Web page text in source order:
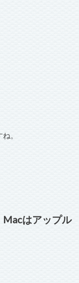
。
はアップル